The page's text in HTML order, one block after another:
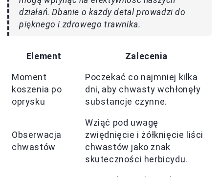
działań. Dbanie o każdy detal prowadzi do
pięknego i zdrowego trawnika.
Element Zalecenia
Moment
koszenia po
oprysku
Poczekać co najmniej kilka
dni, aby chwasty wchłonęły
substancje czynne.
Obserwacja
chwastów
Wziąć pod uwagę
zwiędnięcie i żółknięcie liści
chwastów jako znak
skuteczności herbicydu.